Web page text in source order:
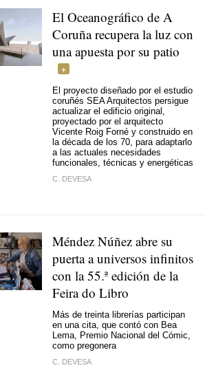
El Oceanográfico de A
Coruña recupera la luz con
una apuesta por su patio
El proyecto diseñado por el estudio
coruñés SEA Arquitectos persigue
actualizar el edificio original,
proyectado por el arquitecto
Vicente Roig Forné y construido en
la década de los 70, para adaptarlo
a las actuales necesidades
funcionales, técnicas y energéticas
C. DEVESA
Méndez Núñez abre su
puerta a universos infinitos
con la 55.ª edición de la
Feira do Libro
Más de treinta librerías participan
en una cita, que contó con Bea
Lema, Premio Nacional del Cómic,
como pregonera
C. DEVESA